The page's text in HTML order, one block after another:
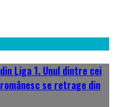
Liga 1. Unul dintre cei
se retrage din